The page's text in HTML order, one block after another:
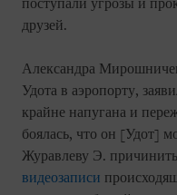
поступали угрозы и
друзей.
Александра
Удота в аэропорту,
крайне напугана и
боялась, что он [Удот]
Журавлеву Э.
видеозаписи